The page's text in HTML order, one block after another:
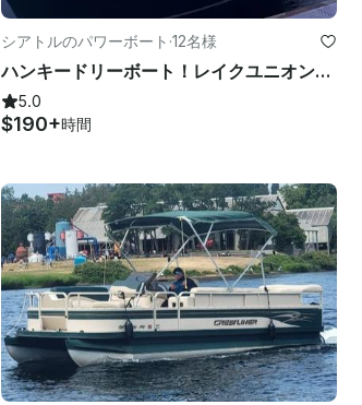
シアトルのパワーボート ·12名様
ハンキードリーボート！レイクユニオンとレイクWAツアー、カラオケシステム、ミニ冷蔵庫！
5.0
$190+時間